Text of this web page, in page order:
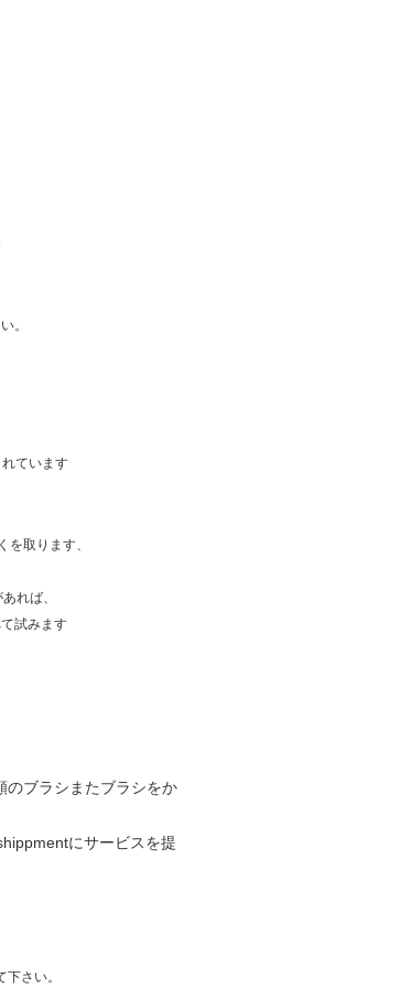
。
ています
取ります、
れば、
試みます
のブラシまたブラシをか
にサービスを提
下さい。